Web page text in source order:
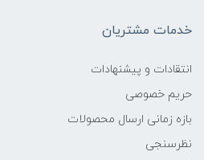
خدمات مشتریان
انتقادات و پیشنهادات
حریم خصوصی
بازه زمانی ارسال محصولات
نظرسنجی